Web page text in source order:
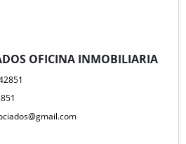
OFICINA INMOBILIARIA